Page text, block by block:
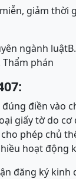
giảm thời
ngành luật
Thẩm phán
điền vào
giấy tờ do cơ
phép chủ
hoạt động
đăng ký kinh